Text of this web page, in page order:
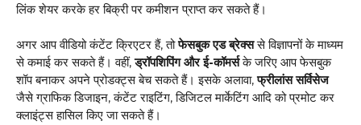
लिंक शेयर करके हर बिक्री पर कमीशन प्राप्त कर सकते हैं।
अगर आप वीडियो कंटेंट क्रिएटर हैं, तोफेसबुक एड ब्रेक्ससे विज्ञापनों के माध्यम
से कमाई कर सकते हैं। वहीं,ड्रॉपशिपिंग और ई-कॉमर्सके जरिए आप फेसबुक
शॉप बनाकर अपने प्रोडक्ट्स बेच सकते हैं। इसके अलावा,फ्रीलांस सर्विसेज
जैसे ग्राफिक डिजाइन, कंटेंट राइटिंग, डिजिटल मार्केटिंग आदि को प्रमोट कर
क्लाइंट्स हासिल किए जा सकते हैं।